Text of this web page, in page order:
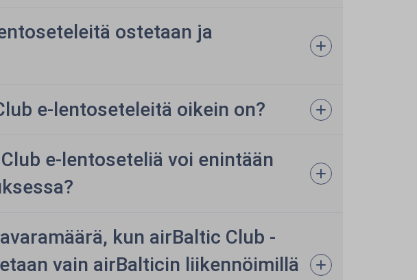
ostetaan ja
e-lentoseteleitä oikein on?
e-lentoseteliä voi enintään
kun airBaltic Club -
vain airBalticin liikennöimillä